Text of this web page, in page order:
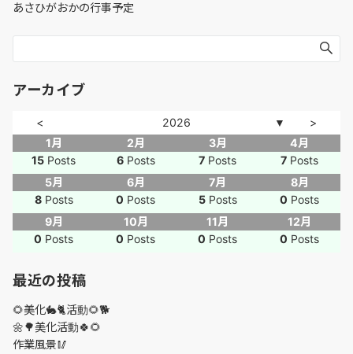
あさひがおかの行事予定
アーカイブ
< 2026 ▼
>
1月
15 Posts
2月
6 Posts
3月
7 Posts
4月
7 Posts
5月
8 Posts
6月
0 Posts
7月
5 Posts
8月
0 Posts
9月
0 Posts
10月
0 Posts
11月
0 Posts
12月
0 Posts
最近の投稿
🌻美化🐇🐈活動🌻🐕
🌼🌳美化活動🍀🌻
作業風景🥢